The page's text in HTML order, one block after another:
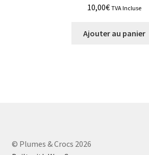
10,00€ TVA Incluse
Ajouter au panier
© Plumes & Crocs 2026